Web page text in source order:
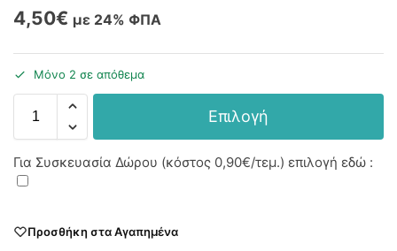
4,50€ με 24% ΦΠΑ
Μόνο 2 σε απόθεμα
Επιλογή
Για Συσκευασία Δώρου (κόστος 0,90€/τεμ.) επιλογή εδώ :
Προσθήκη στα Αγαπημένα